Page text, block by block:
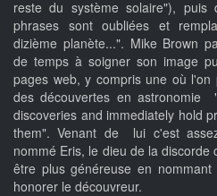
reste du système solaire"),
phrases sont oubliées et
dizième planète...". Mike Brown
de temps à soigner son image
pages web, y compris une où
des découvertes en astronomie
discoveries and immediately hold
them". Venant de lui c'est
nommé Eris, le dieu de la discorde
être plus généreuse en
honorer le découvreur.